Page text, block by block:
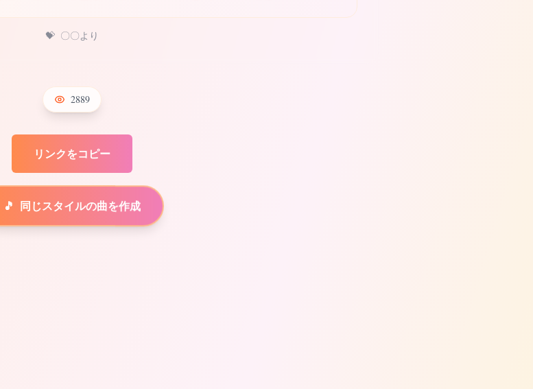
💝 〇〇より
2889
リンクをコピー
🎵 同じスタイルの曲を作成